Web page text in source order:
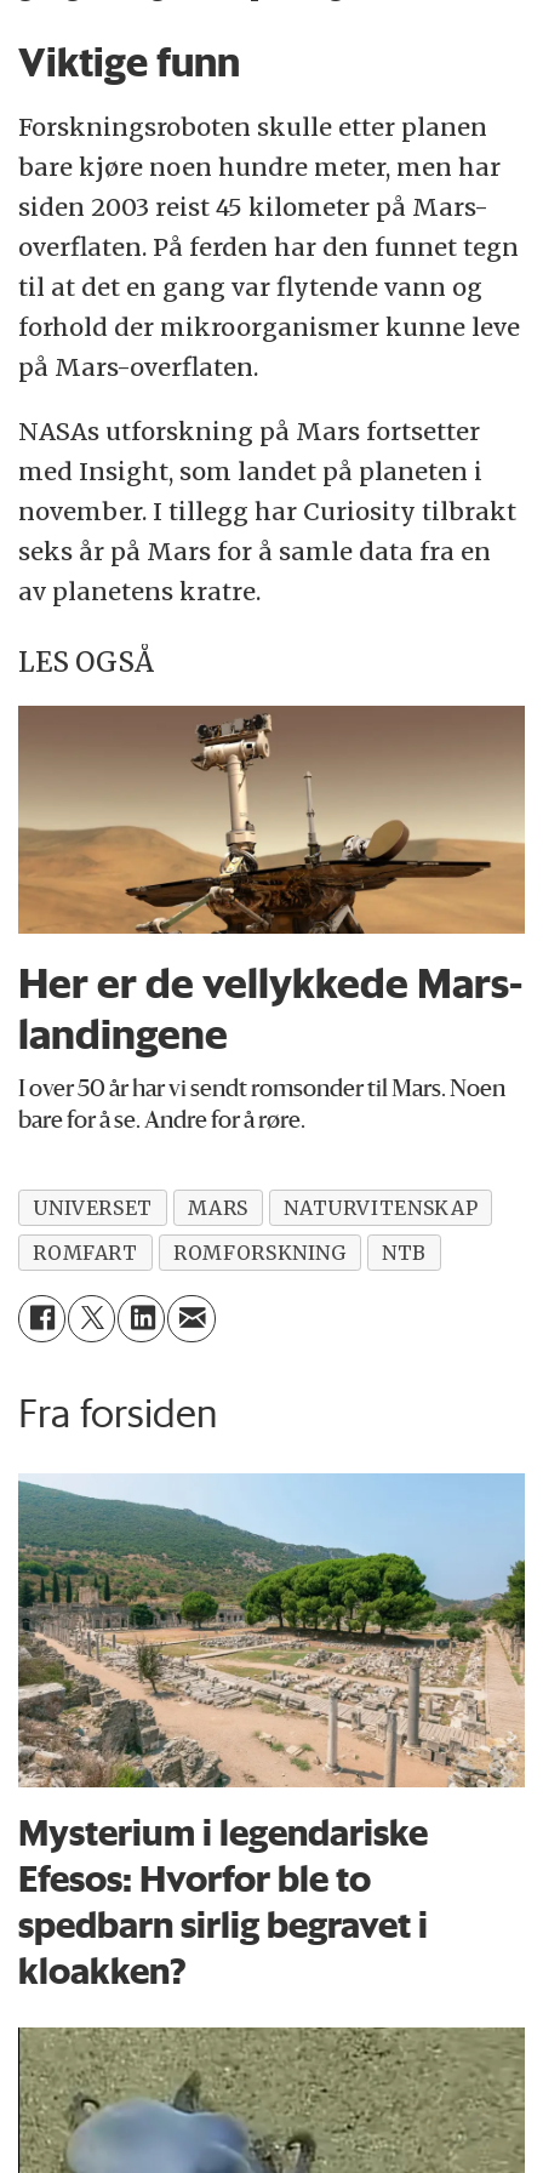
Viktige funn
Forskningsroboten skulle etter planen
bare kjøre noen hundre meter, men har
siden 2003 reist 45 kilometer på Mars-
overflaten. På ferden har den funnet tegn
til at det en gang var flytende vann og
forhold der mikroorganismer kunne leve
på Mars-overflaten.
NASAs utforskning på Mars fortsetter
med Insight, som landet på planeten i
november. I tillegg har Curiosity tilbrakt
seks år på Mars for å samle data fra en
av planetens kratre.
LES OGSÅ
Her er de vellykkede Mars-
landingene
I over 50 år har vi sendt romsonder til Mars. Noen
bare for å se. Andre for å røre.
UNIVERSET MARS
NATURVITENSKAP
ROMFART
ROMFORSKNING NTB
Fra forsiden
Mysterium i legendariske
Efesos: Hvorfor ble to
spedbarn sirlig begravet i
kloakken?